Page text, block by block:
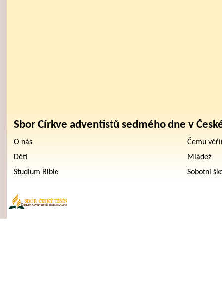
Sbor Církve adventistů sedmého dne v
O nás
Čemu
Děti
Mládež
Studium Bible
Sobotní